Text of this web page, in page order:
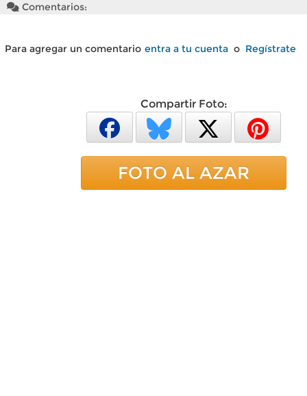
Comentarios:
Para agregar un comentario entra a tu cuenta o Regístrate
Compartir Foto:
FOTO AL AZAR